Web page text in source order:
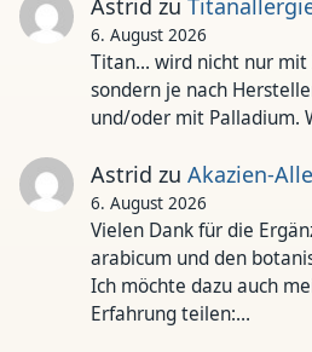
Astrid zu
6. August 2026
Titan... wird nicht nur
sondern je nach
und/oder mit Palladium.
Astrid zu Akazien-
6. August 2026
Vielen Dank für die
arabicum und den
Ich möchte dazu auch
Erfahrung teilen:…